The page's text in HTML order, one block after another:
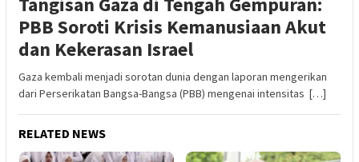
PBB Soroti Krisis Kemanusiaan Akut
dan Kekerasan Israel
Gaza kembali menjadi sorotan dunia dengan laporan mengerikan
dari Perserikatan Bangsa-Bangsa (PBB) mengenai intensitas […]
RELATED NEWS